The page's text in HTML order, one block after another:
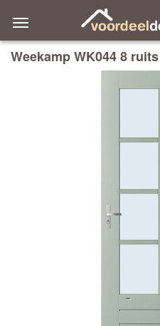
Weekamp WK044 8 ruits